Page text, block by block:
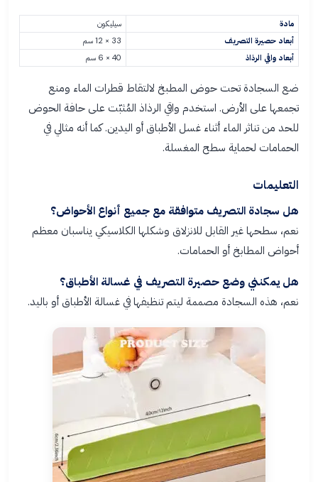
مادة
سيليكون
أبعاد حصيرة التصريف
33 × 12 سم
أبعاد واقي الرذاذ
40 × 6 سم
ضع السجادة تحت حوض المطبخ لالتقاط قطرات الماء ومنع
تجمعها على الأرض. استخدم واقي الرذاذ المُثبّت على حافة الحوض
للحد من تناثر الماء أثناء غسل الأطباق أو اليدين. كما أنه مثالي في
الحمامات لحماية سطح المغسلة.
التعليمات
هل سجادة التصريف متوافقة مع جميع أنواع الأحواض؟
نعم، سطحها غير القابل للانزلاق وشكلها الكلاسيكي يناسبان معظم
أحواض المطابخ أو الحمامات.
هل يمكنني وضع حصيرة التصريف في غسالة الأطباق؟
نعم، هذه السجادة مصممة ليتم تنظيفها في غسالة الأطباق أو باليد.